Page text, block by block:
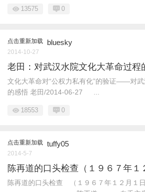
13575 0
点击重新加载 bluesky
2014-10-27
老田：对武汉水院文化大革命过程
文化大革命对“公权力私有化”的验证——对
的感悟 老田/2014-06-27 ...
18553 0
点击重新加载 tuffy05
2014-5-7
陈再道的口头检查（１９６７年１
陈再道的口头检查 （１９６７年１２月１日